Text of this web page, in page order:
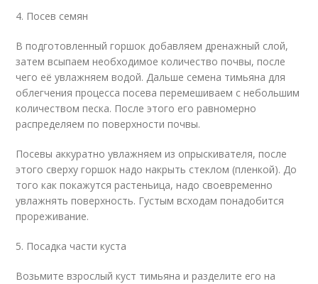
4. Посев семян
В подготовленный горшок добавляем дренажный слой,
затем всыпаем необходимое количество почвы, после
чего её увлажняем водой. Дальше семена тимьяна для
облегчения процесса посева перемешиваем с небольшим
количеством песка. После этого его равномерно
распределяем по поверхности почвы.
Посевы аккуратно увлажняем из опрыскивателя, после
этого сверху горшок надо накрыть стеклом (пленкой). До
того как покажутся растеньица, надо своевременно
увлажнять поверхность. Густым всходам понадобится
прореживание.
5. Посадка части куста
Возьмите взрослый куст тимьяна и разделите его на